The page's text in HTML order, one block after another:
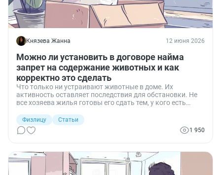
Князева Жанна 12 июня 2026
Можно ли установить в договоре найма
запрет на содержание животных и как
корректно это сделать
Что только ни устраивают животные в доме. Их
активность оставляет последствия для обстановки. Не
все хозяева жилья готовы его сдать тем, у кого есть
животных можно прописать в договоре найма: полный
запрет, штрафы, повышенную оплату, возмещение
ущерба. И что будет, если жилец заведёт питомца уже
Физлицу
Статьи
1 950